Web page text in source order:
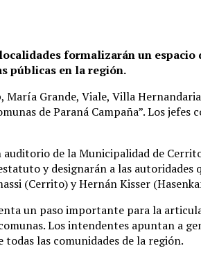
formalizarán un
públicas en la región.
Grande, Viale, Villa
de Paraná Campaña”. Los
de la Municipalidad de
y designarán a las
(Cerrito) y Hernán Kisser
un paso importante para la
Los intendentes apuntan a
las comunidades de la región.